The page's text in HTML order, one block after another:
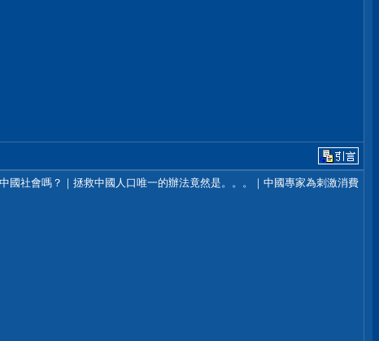
國社會嗎？｜拯救中國人口唯一的辦法竟然是。。。｜中國專家為刺激消費